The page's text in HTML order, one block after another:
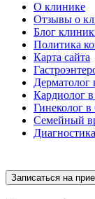
О клинике
Отзывы о
Блог
Политика
Карта сайта
Дерматолог
Кардиолог
Гинеколог в
Семейный
Записаться на